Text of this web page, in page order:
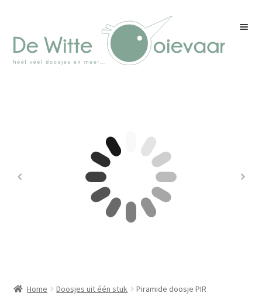
Over drukwerk
Home Doosjes uit één stuk Piramide doosje PIR